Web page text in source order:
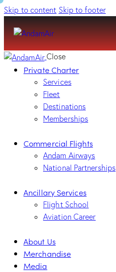
Skip to content Skip to footer
Close
Private Charter
Services
Fleet
Destinations
Memberships
Commercial Flights
Andam Airways
National Partnerships
Ancillary Services
Flight School
Aviation Career
About Us
Merchandise
Media